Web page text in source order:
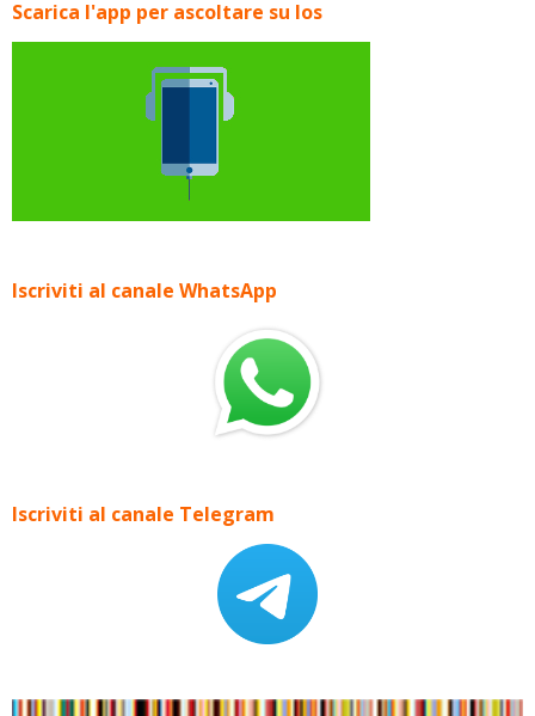
Scarica l'app per ascoltare su Ios
Iscriviti al canale WhatsApp
Iscriviti al canale Telegram